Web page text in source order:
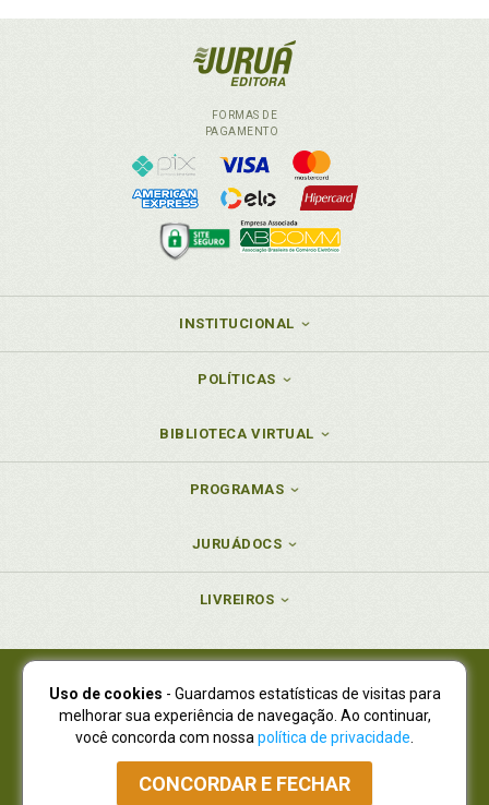
FORMAS DE
PAGAMENTO
INSTITUCIONAL
POLÍTICAS
BIBLIOTECA VIRTUAL
PROGRAMAS
JURUÁDOCS
LIVREIROS
Juruá Editora Ltda., CNPJ 77.535.508/0001-19
Juruá Informática Ltda., CNPJ 01.701.561/0001-80
NOVO ENDEREÇO:R. Flávio Dallegrave, 7665, São Lourenço |
Curitiba - Paraná - CEP 82210-310
Atendimento: (41) 4009-3900|Vendas Atacado: (41) 4009-3939
Uso de cookies - Guardamos estatísticas de visitas para
melhorar sua experiência de navegação. Ao continuar,
você concorda com nossa política de privacidade
CONCORDAR E FECHAR